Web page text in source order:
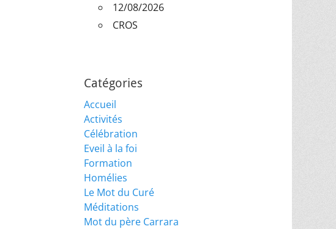
12/08/2026
CROS
Catégories
Accueil
Activités
Célébration
Eveil à la foi
Formation
Homélies
Le Mot du Curé
Méditations
Mot du père Carrara